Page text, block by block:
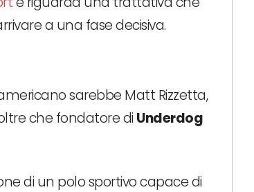
a una fase decisiva.
sarebbe Matt Rizzetta,
che fondatore di Underdog
di un polo sportivo capace di